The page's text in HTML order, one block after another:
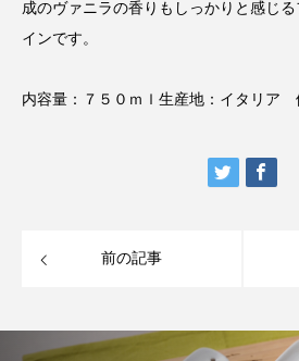
成のヴァニラの香りもしっかりと感じ
インです。
内容量：７５０ｍｌ生産地：イタリア
前の記事